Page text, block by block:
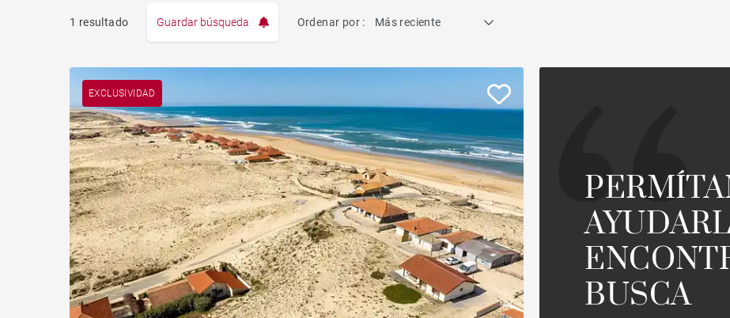
Vieux-Boucau-les-Bains (40480) Terreno
Castillo Propiedad
Casa de arquitecto
1 resultado Guardar búsqueda Ordenar por : Más reciente
EXCLUSIVIDAD
BUSCA